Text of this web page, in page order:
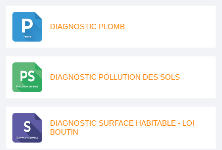
DIAGNOSTIC PLOMB
DIAGNOSTIC POLLUTION DES SOLS
DIAGNOSTIC SURFACE HABITABLE - LOI
BOUTIN